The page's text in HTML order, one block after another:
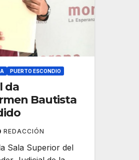
PUERTO ESCONDIO
da
Bautista
REDACCIÓN
Sala Superior del